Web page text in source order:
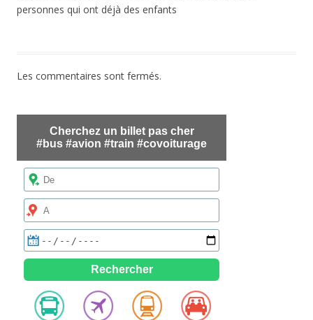
personnes qui ont déjà des enfants
Les commentaires sont fermés.